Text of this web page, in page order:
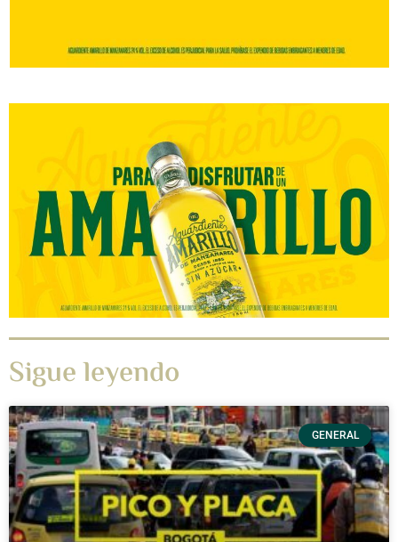
Sigue leyendo
GENERAL